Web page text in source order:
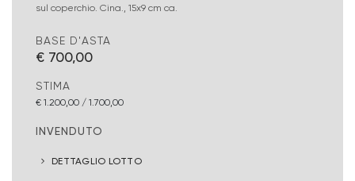
sul coperchio. Cina., 15x9 cm ca.
BASE D'ASTA
€ 700,00
STIMA
€ 1.200,00 / 1.700,00
INVENDUTO
DETTAGLIO LOTTO